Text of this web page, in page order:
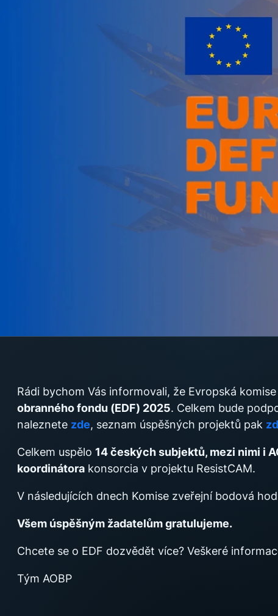
Rádi bychom Vás informovali, že Evropská
obranného fondu (EDF) 2025. Celkem bude
naleznete zde, seznam úspěšných projektů pak
Celkem uspělo 14 českých subjektů, mezi nimi i
koordinátora konsorcia v projektu ResistCAM.
V následujících dnech Komise zveřejní bodová
Všem úspěšným žadatelům gratulujeme.
Chcete se o EDF dozvědět více? Veškeré
Tým AOBP